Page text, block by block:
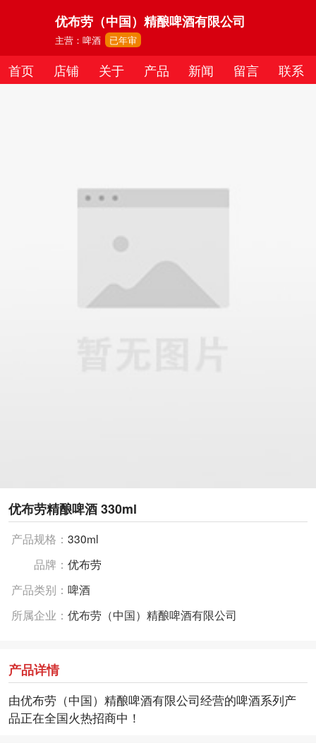
优布劳（中国）精酿啤酒有限公司
主营：啤酒 已年审
首页 店铺 关于 产品 新闻 留言 联系
优布劳精酿啤酒 330ml
产品规格： 330ml
品牌： 优布劳
产品类别： 啤酒
所属企业： 优布劳（中国）精酿啤酒有限公司
产品详情
由优布劳（中国）精酿啤酒有限公司经营的啤酒系列产
品正在全国火热招商中！